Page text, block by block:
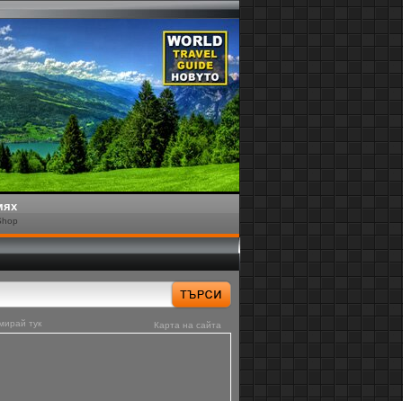
Карта на сайта
тук